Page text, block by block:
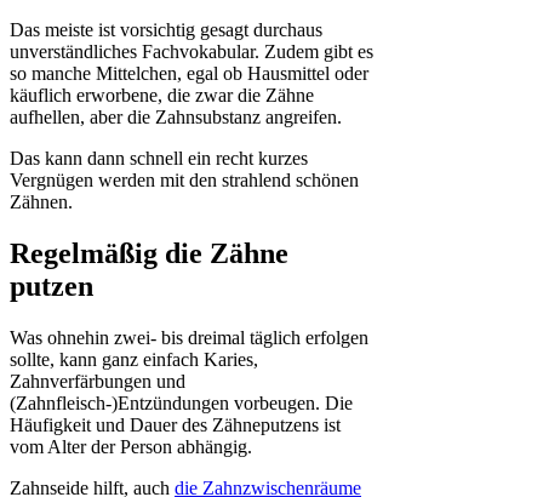
Das meiste ist vorsichtig gesagt durchaus
unverständliches Fachvokabular. Zudem gibt es
so manche Mittelchen, egal ob Hausmittel oder
käuflich erworbene, die zwar die Zähne
aufhellen, aber die Zahnsubstanz angreifen.
Das kann dann schnell ein recht kurzes
Vergnügen werden mit den strahlend schönen
Zähnen.
Regelmäßig die Zähne
putzen
Was ohnehin zwei- bis dreimal täglich erfolgen
sollte, kann ganz einfach Karies,
Zahnverfärbungen und
(Zahnfleisch-)Entzündungen vorbeugen. Die
Häufigkeit und Dauer des Zähneputzens ist
vom Alter der Person abhängig.
Zahnseide hilft, auch die Zahnzwischenräume